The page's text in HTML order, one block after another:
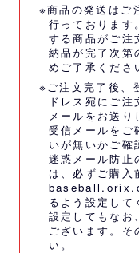
※商品の発送はご
行っております
する商品がご注
納品が完了次第
めご了承くださ
※ご注文完了後、
ドレス宛にご
メールをお送り
受信メールをご
いが無いかご確
迷惑メール防止
は、必ずご購
るよう設定して
設定してもなお
ございます。そ
い。